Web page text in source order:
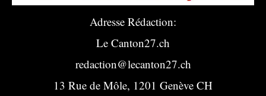
Adresse Rédaction:
Le Canton27.ch
redaction@lecanton27.ch
13 Rue de Môle, 1201 Genève CH